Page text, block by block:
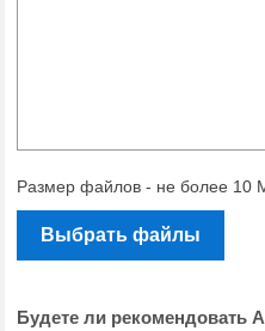
Размер файлов - не более 10
Выбрать файлы
Будете ли рекомендовать